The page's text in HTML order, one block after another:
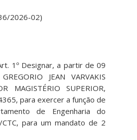
2026-02)
1º Designar, a partir de 09
JEAN VARVAKIS
MAGISTÉRIO SUPERIOR,
para exercer a função de
de Engenharia do
CTC, para um mandato de 2